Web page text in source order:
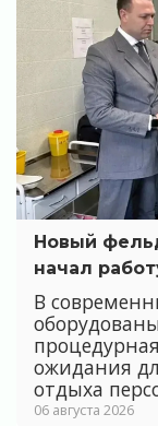
Новый
начал
В
ожидания
отдыха
06 августа 2026